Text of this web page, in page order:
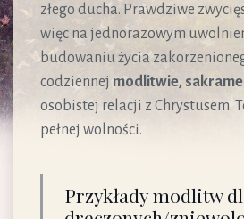
złego ducha. Prawdziwe
więc na jednorazowym
budowaniu życia
codziennej modlitwie,
osobistej relacji z Chrystusem.
pełnej wolności.
Przykłady modlitw